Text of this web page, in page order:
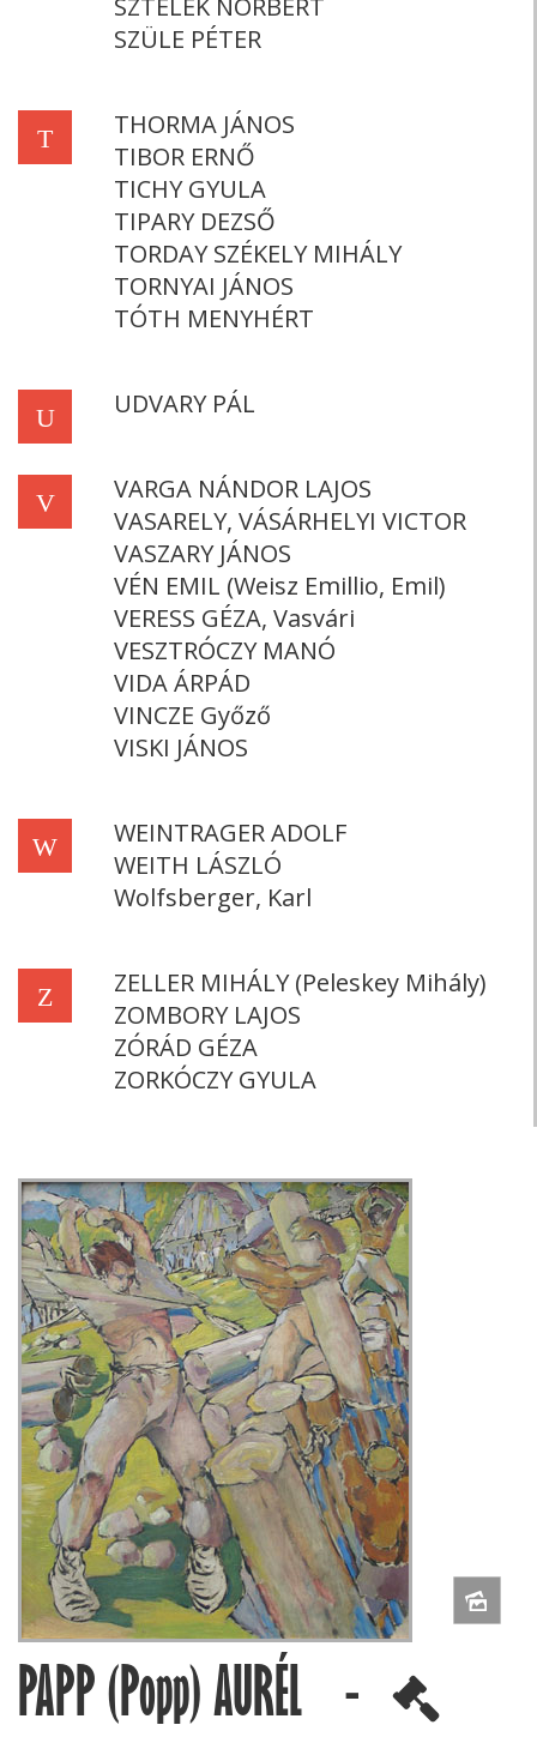
SZTELEK NORBERT
SZÜLE PÉTER
T
THORMA JÁNOS
TIBOR ERNŐ
TICHY GYULA
TIPARY DEZSŐ
TORDAY SZÉKELY MIHÁLY
TORNYAI JÁNOS
TÓTH MENYHÉRT
U UDVARY PÁL
V
VARGA NÁNDOR LAJOS
VASARELY, VÁSÁRHELYI VICTOR
VASZARY JÁNOS
VÉN EMIL (Weisz Emillio, Emil)
VERESS GÉZA, Vasvári
VESZTRÓCZY MANÓ
VIDA ÁRPÁD
VINCZE Győző
VISKI JÁNOS
W
WEINTRAGER ADOLF
WEITH LÁSZLÓ
Wolfsberger, Karl
Z
ZELLER MIHÁLY (Peleskey Mihály)
ZOMBORY LAJOS
ZÓRÁD GÉZA
ZORKÓCZY GYULA
PAPP (Popp) AURÉL -